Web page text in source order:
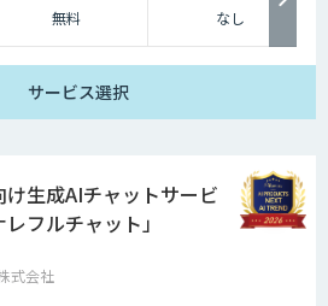
無料 なし
サービス選択
け生成AIチャットサービ
フルチャット」
式会社